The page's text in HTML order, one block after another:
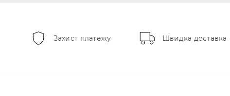
Захист платежу Швидка доставка